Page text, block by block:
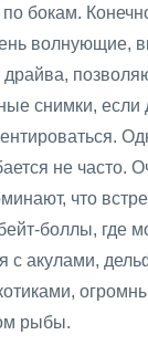
бокам.
волнующие,
драйва,
снимки, если
не часто.
что
боллы, где
с акулами,
рыбы.